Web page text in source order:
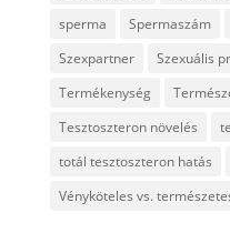
sperma
Spermaszám
Szexpartner
Szexuális
Termékenység
Tesztoszteron növelés
totál tesztoszteron hatás
Vényköteles vs.